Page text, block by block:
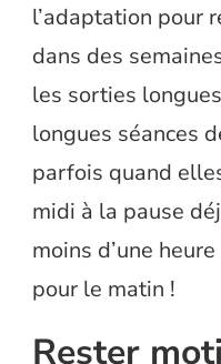
l’adaptation pour
dans des
les sorties
longues séances
parfois quand
midi à la pause
moins d’une
pour le matin !
Rester